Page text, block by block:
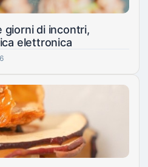
giorni di incontri,
elettronica